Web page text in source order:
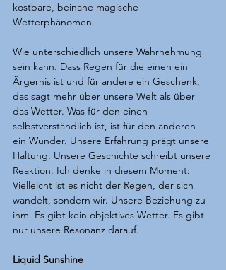
kostbare, beinahe magische
Wetterphänomen.
Wie unterschiedlich unsere Wahrnehmung
sein kann. Dass Regen für die einen ein
Ärgernis ist und für andere ein Geschenk,
das sagt mehr über unsere Welt als über
das Wetter. Was für den einen
selbstverständlich ist, ist für den anderen
ein Wunder. Unsere Erfahrung prägt unsere
Haltung. Unsere Geschichte schreibt unsere
Reaktion. Ich denke in diesem Moment:
Vielleicht ist es nicht der Regen, der sich
wandelt, sondern wir. Unsere Beziehung zu
ihm. Es gibt kein objektives Wetter. Es gibt
nur unsere Resonanz darauf.
Liquid Sunshine